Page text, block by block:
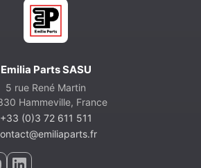
Emilia Parts SASU
5 rue René Martin
Hammeville, France
+33 (0)3 72 611 511